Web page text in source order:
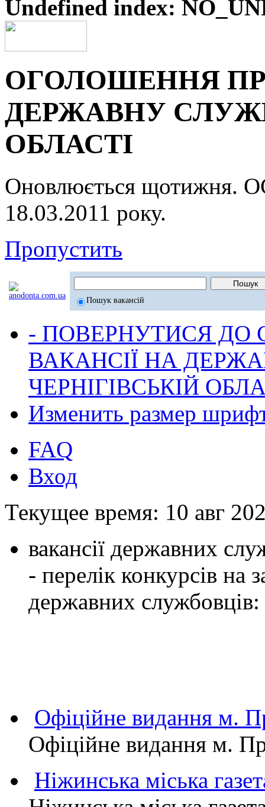
Undefined index:
ОГОЛОШЕННЯ
ДЕРЖАВНУ
ОБЛАСТІ
Оновлюється
18.03.2011 року.
Пропустить
Пошук вакансій
- ПОВЕРНУТИСЯ ДО
ВАКАНСІЇ НА
ЧЕРНІГІВСЬКІЙ
Изменить размер
FAQ
Вход
Текущее время: 10 авг
вакансії державних
- перелік конкурсів на
державних службовців:
Офіційне видання
Офіційне видання м.
Ніжинська міська